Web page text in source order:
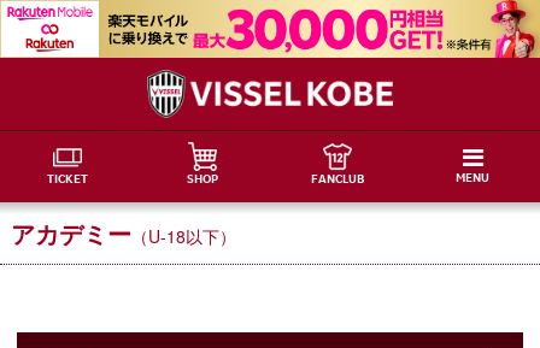
TICKET SHOP FANCLUB MENU
アカデミー （U-18以下）